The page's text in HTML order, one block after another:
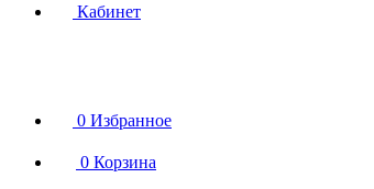
Кабинет
0 Избранное
0 Корзина